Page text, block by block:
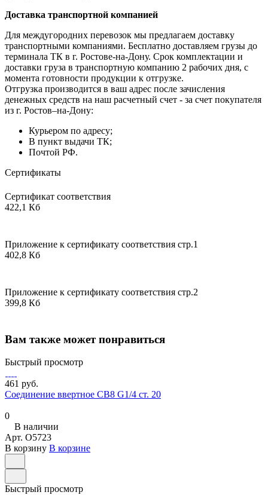
Доставка транспортной компанией
Для междугородних перевозок мы предлагаем доставку
транспортными компаниями. Бесплатно доставляем грузы до
терминала ТК в г. Ростове-на-Дону. Срок комплектации и
доставки груза в транспортную компанию 2 рабочих дня, с
момента готовности продукции к отгрузке.
Отгрузка производится в ваш адрес после зачисления
денежных средств на наш расчетный счет - за счет покупателя
из г. Ростов–на-Дону:
Курьером по адресу;
В пункт выдачи ТК;
Почтой РФ.
Сертификаты
Сертификат соответствия
422,1 Кб
Приложение к сертификату соответствия стр.1
402,8 Кб
Приложение к сертификату соответствия стр.2
399,8 Кб
Вам также может понравиться
Быстрый просмотр
461 руб.
Соединение ввертное СВ8 G1/4 ст. 20
0
В наличии
Арт. O5723
В корзину В корзине
Быстрый просмотр